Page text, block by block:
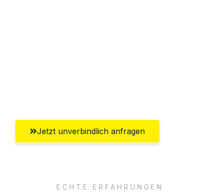
Jetzt unverbindlich anfragen
ECHTE ERFAHRUNGEN